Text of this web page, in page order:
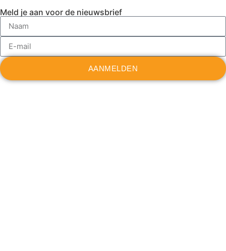
Meld je aan voor de nieuwsbrief
AANMELDEN